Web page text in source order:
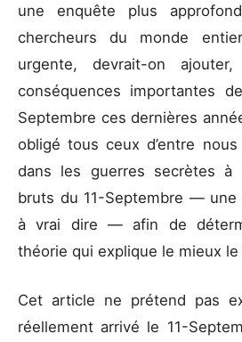
une enquête plus
chercheurs du monde
urgente, devrait-on
conséquences importantes
Septembre ces dernières
obligé tous ceux d’entre
dans les guerres secrètes à
bruts du 11-Septembre — une
à vrai dire — afin de
théorie qui explique le mieux le
Cet article ne prétend pas
réellement arrivé le 11-